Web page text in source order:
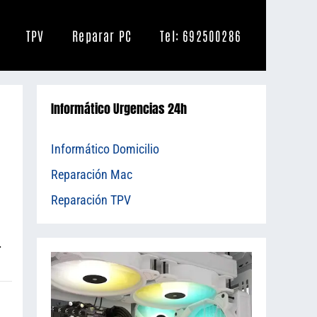
TPV Reparar PC Tel: 692500286
Informático Urgencias 24h
Informático Domicilio
Reparación Mac
Reparación TPV